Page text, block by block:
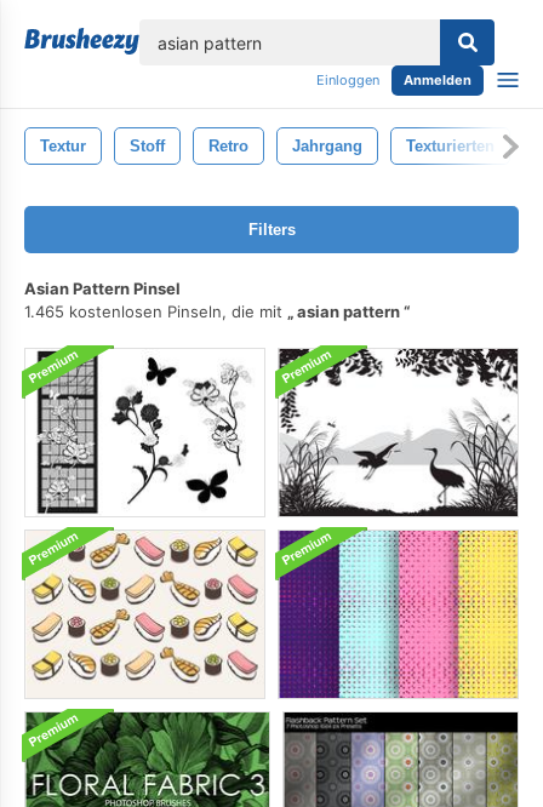
Einloggen Anmelden
Textur Stoff Retro Jahrgang Texturierten
Filters
Asian Pattern Pinsel
1.465 kostenlosen Pinseln, die mit
asian pattern